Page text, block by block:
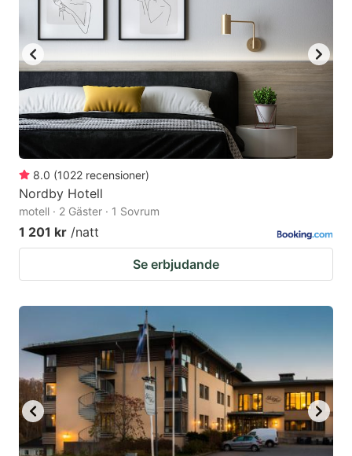
8.0 (1022 recensioner)
Nordby Hotell
motell · 2 Gäster · 1 Sovrum
1 201 kr /natt
Se erbjudande